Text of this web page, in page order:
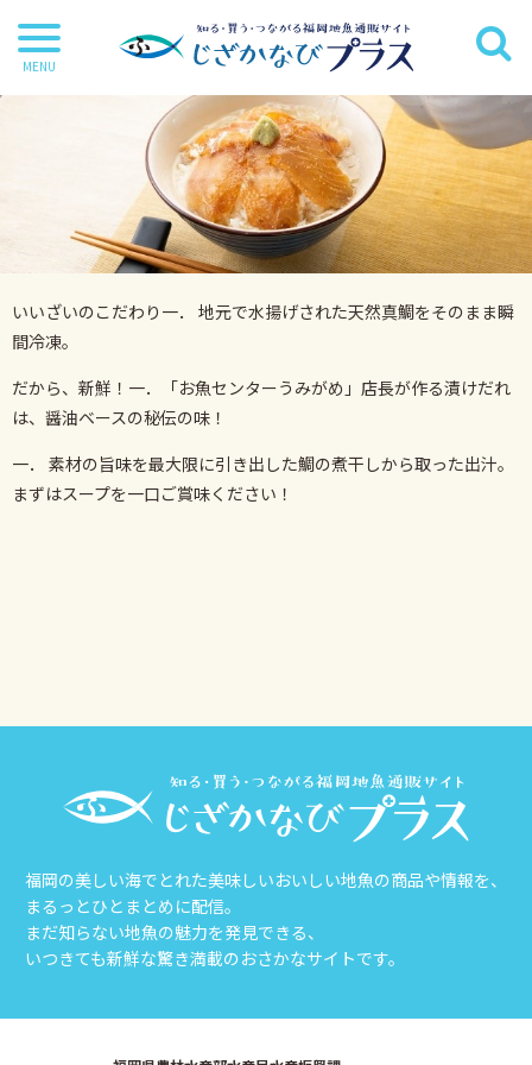
切り身
茶漬け・炊き込み等
鍋・麺類
海藻
だし・調味料
詰合せ・ギフトセット
いいざいのこだわり一． 地元で水揚げされた天然真鯛をそのまま瞬
間冷凍。
だから、新鮮！一．「お魚センターうみがめ」店長が作る漬けだれ
は、醤油ベースの秘伝の味！
一． 素材の旨味を最大限に引き出した鯛の煮干しから取った出汁。
まずはスープを一口ご賞味ください！
福岡の美しい海でとれた美味しいおいしい地魚の商品や情報を、
まるっとひとまとめに配信。
まだ知らない地魚の魅力を発見できる、
いつきても新鮮な驚き満載のおさかなサイトです。